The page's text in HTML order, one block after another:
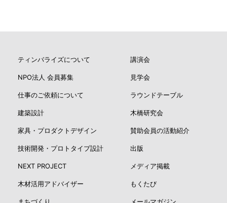
ティンバライズについて
NPO法人 会員募集
仕事のご依頼について
建築設計
家具・プロダクトデザイン
技術開発・プロトタイプ設計
NEXT PROJECT
木材活用アドバイザー
講演会
見学会
ラウンドテーブル
木橋研究会
賛助会員の活動紹介
出版
メディア掲載
もくたび